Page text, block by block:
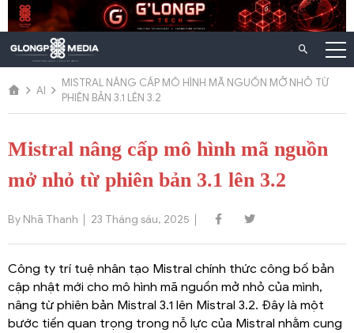
Chuyển
đến
dung
AI
MISTRAL NÂNG CẤP MÔ HÌNH MÃ NGUỒN MỞ NHỎ TỪ
PHIÊN BẢN 3.1 LÊN 3.2
Mistral nâng cấp mô hình mã nguồn
mở nhỏ từ phiên bản 3.1 lên 3.2
By Nhã Thanh 23 Tháng sáu, 2025
Công ty trí tuệ nhân tạo Mistral chính thức công bố bản
cập nhật mới cho mô hình mã nguồn mở nhỏ của mình,
nâng từ phiên bản Mistral 3.1 lên Mistral 3.2. Đây là một
bước tiến quan trọng trong nỗ lực của Mistral nhằm cung